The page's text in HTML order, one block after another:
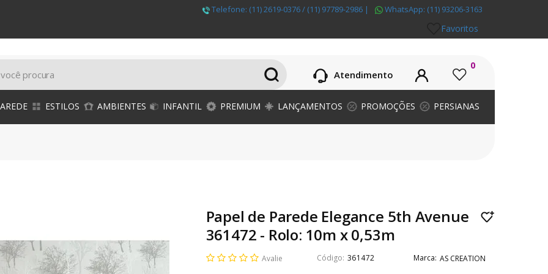
Telefone: (11) 2619-0376 / (11) 97789-2986 | WhatsApp: (11) 93206-3163
Favoritos
Atendimento
0
ESTILOS AMBIENTES INFANTIL PREMIUM LANÇAMENTOS PROMOÇÕES PERSIANAS
Papel de Parede Elegance 5th Avenue
361472 - Rolo: 10m x 0,53m
Avalie 361472 AS CREATION